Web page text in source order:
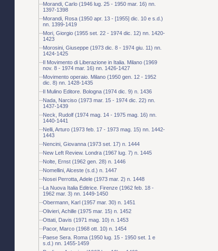
Morandi, Carlo (1946 lug. 25 - 1950 mar. 16) nn.
1397-1398
Morandi, Rosa (1950 apr. 13 - [1955] dic. 10 e s.d.)
nn. 1399-1419
Mori, Giorgio (1955 set. 22 - 1974 dic. 12) nn. 1420-
1423
Morosini, Giuseppe (1973 dic. 8 - 1974 giu. 11) nn.
1424-1425
Il Movimento di Liberazione in Italia. Milano (1969
nov. 8 - 1974 mar. 16) nn. 1426-1427
Movimento operaio. Milano (1950 gen. 12 - 1952
dic. 8) nn. 1428-1435
Il Mulino Editore. Bologna (1974 dic. 9) n. 1436
Nada, Narciso (1973 mar. 15 - 1974 dic. 22) nn.
1437-1439
Neck, Rudolf (1974 mag. 14 - 1975 mag. 16) nn.
1440-1441
Nelli, Arturo (1973 feb. 17 - 1973 mag. 15) nn. 1442-
1443
Nencini, Giovanna (1973 set. 17) n. 1444
New Left Review. Londra (1967 lug. 7) n. 1445
Nolte, Ernst (1962 gen. 28) n. 1446
Nomellini, Alceste (s.d.) n. 1447
Nosei Perrotta, Adele (1973 mar. 2) n. 1448
La Nuova Italia Editrice. Firenze (1962 feb. 18 -
1962 mar. 3) nn. 1449-1450
Obermann, Karl (1957 mar. 30) n. 1451
Olivieri, Achille (1975 mar. 15) n. 1452
Ottati, Davis (1971 mag. 10) n. 1453
Pacor, Marco (1968 ott. 10) n. 1454
Paese Sera. Roma (1950 lug. 15 - 1950 set. 1 e
s.d.) nn. 1455-1459